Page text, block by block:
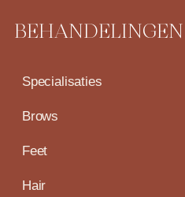
BEHANDELINGEN
Specialisaties
Brows
Feet
Hair